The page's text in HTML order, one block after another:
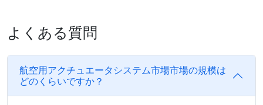
よくある質問
航空用アクチュエータシステム市場市場の規模は
どのくらいですか？